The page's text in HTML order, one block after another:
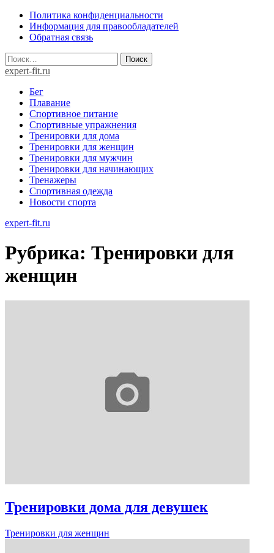
Skip
content
Политика конфиденциальности
Информация для правообладателей
Обратная связь
Найти:
expert-fit.ru
Бег
Плавание
Спортивное питание
Спортивные упражнения
Тренировки для дома
Тренировки для женщин
Тренировки для мужчин
Тренировки для начинающих
Тренажеры
Спортивная одежда
Новости спорта
expert-fit.ru
Рубрика: Тренировки для
женщин
Тренировки дома для девушек
Тренировки для женщин